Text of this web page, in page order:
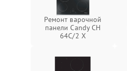
Ремонт варочной
панели Candy CH
64C/2 X